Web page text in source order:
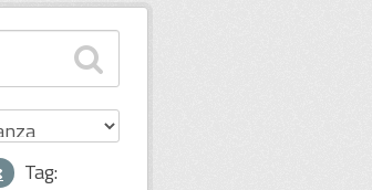
Tag: